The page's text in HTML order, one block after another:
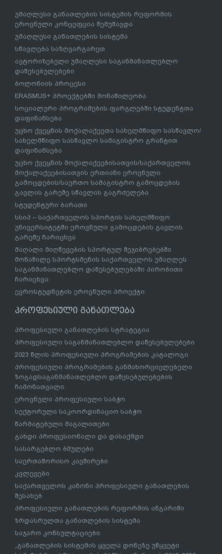
უმაღლესი განათლების სისტემის რეფორმის
ეროვნული კონცეფცია შემუშავდა
უმაღლესი განათლების სისტემა
სწავლება საზღვარგარეთ
ავტორიზებული უმაღლესი საგანმანათლებლო
დაწესებულებები
ბოლონიის პროცესი
ERASMUS+ პროექტებში მონაწილეობა
სოციალური პროგრამების ფარგლებში სტუდენტთა
დაფინანსება
უცხო ქვეყნის მოქალაქეეთა სახელმწიფო სასწავლო/
სახელმწიფო სასწავლო სამაგისტრო გრანტით
დაფინანსება
უცხო ქვეყნის მოქალაქეებისათვის/საქართველოს
მოქალაქეებისათვის ერთიანი ეროვნული
გამოცდების/საერთო სამაგისტრო გამოცდების
გავლის გარეშე სწავლის გაგრძელება
სტუდენტური ბარათი
სსიპ – საქართველოს სპორტის სახელმწიფო
უნივერსიტეტში ეროვნული გამოცდების გავლის
გარეშე ჩარიცხვა
მაღალი მიღწევების სპორტულ შეჯიბრებებში
მონაწილე სპორტსმენის საქართველოს უმაღლეს
საგანმანათლებლო დაწესებულებაში პირობითი
ჩარიცხვა
ევროსტუდნეტის ეროვნული პროექტი
პროფესიული განათლება
პროფესიული განათლების სტრატეგია
პროფესიული საგანმანათლებლო დაწესებულებები
2023 წლის პროფესიული პროგრამების კატალოგი
პროფესიული პროგრამების განმახორციელებელი
ზოგადსაგანმანათლებლო დაწესებულებების
ჩამონათვალი
ეროვნული პროფესიული საბჭო
სექტორული საკოორდინაციო საბჭო
წარმატებული მაგალითები
გახდი პროფესიონალი და დასაქმდი
სასარგებლო ბმულები
საერთაშორისო კავშირები
კვლევები
საქართველოს კანონი პროფესიული განათლების
შესახებ
პროფესიული განათლების რეფორმის ანგარიში
ზრდასრულთა განათლების სისტემა
საჯარო კონსულტაციები
„განათლების სისტემის ყველა დონეზე უწყვეტი